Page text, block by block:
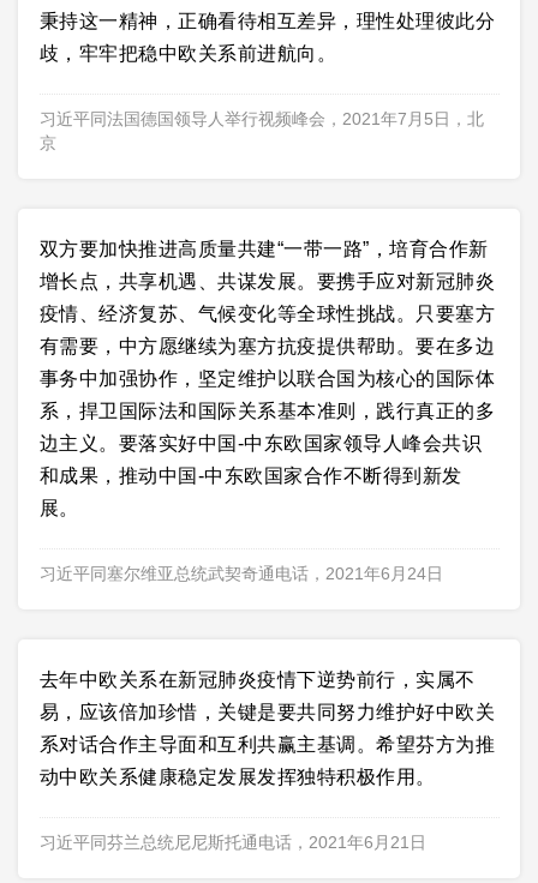
秉持这一精神，正确看待相互差异，理性处理彼此分
歧，牢牢把稳中欧关系前进航向。
习近平同法国德国领导人举行视频峰会，2021年7月5日，北
京
双方要加快推进高质量共建“一带一路”，培育合作新
增长点，共享机遇、共谋发展。要携手应对新冠肺炎
疫情、经济复苏、气候变化等全球性挑战。只要塞方
有需要，中方愿继续为塞方抗疫提供帮助。要在多边
事务中加强协作，坚定维护以联合国为核心的国际体
系，捍卫国际法和国际关系基本准则，践行真正的多
边主义。要落实好中国-中东欧国家领导人峰会共识
和成果，推动中国-中东欧国家合作不断得到新发
展。
习近平同塞尔维亚总统武契奇通电话，2021年6月24日
去年中欧关系在新冠肺炎疫情下逆势前行，实属不
易，应该倍加珍惜，关键是要共同努力维护好中欧关
系对话合作主导面和互利共赢主基调。希望芬方为推
动中欧关系健康稳定发展发挥独特积极作用。
习近平同芬兰总统尼尼斯托通电话，2021年6月21日